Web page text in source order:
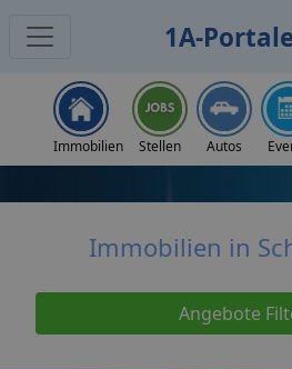
1A-
Immobilien Stellen Autos
Immobilien in
Angebote